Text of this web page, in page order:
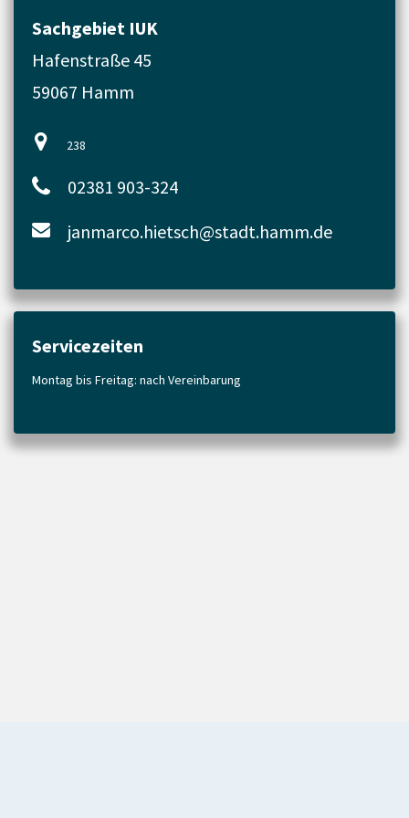
Sachgebiet IUK
Hafenstraße 45
59067 Hamm
238
02381 903-324
janmarco.hietsch@stadt.hamm.de
Servicezeiten
Montag bis Freitag: nach Vereinbarung